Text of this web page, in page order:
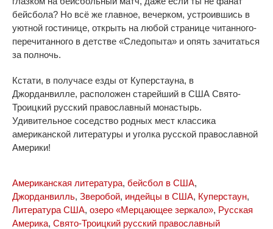
бейсбола? Но всё же главное, вечерком, устроившись в
уютной гостинице, открыть на любой странице читанного-
перечитанного в детстве «Следопыта» и опять зачитаться
за полночь.
Кстати, в получасе езды от Куперстауна, в
Джорданвилле, расположен старейший в США Свято-
Троицкий русский православный монастырь.
Удивительное соседство родных мест классика
американской литературы и уголка русской православной
Америки!
Американская литература, бейсбол в США,
Джорданвилль, Зверобой, индейцы в США, Куперстаун,
Литература США, озеро «Мерцающее зеркало», Русская
Америка, Свято-Троицкий русский православный